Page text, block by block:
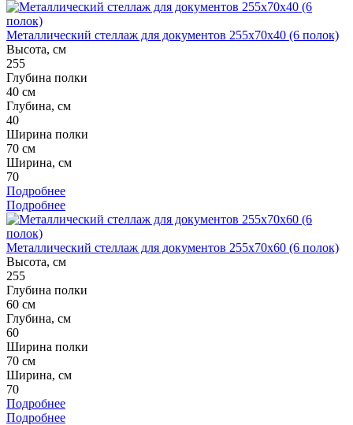
Металлический стеллаж для документов 255x70x40 (6 полок)
Высота, см
255
Глубина полки
40 см
Глубина, см
40
Ширина полки
70 см
Ширина, см
70
Подробнее
Подробнее
Металлический стеллаж для документов 255x70x60 (6 полок)
Высота, см
255
Глубина полки
60 см
Глубина, см
60
Ширина полки
70 см
Ширина, см
70
Подробнее
Подробнее